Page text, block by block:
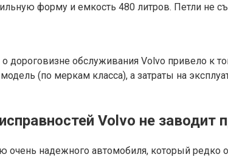
форму и емкость 480 литров. Петли не
дороговизне обслуживания Volvo привело к
(по меркам класса), а затраты на
Volvo не заводит
очень надежного автомобиля, который